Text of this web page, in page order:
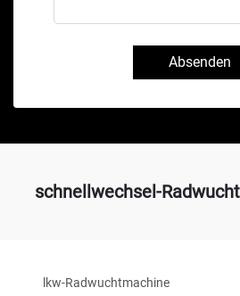
Absenden
schnellwechsel-
lkw-Radwuchtmachine